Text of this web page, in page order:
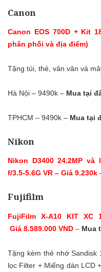
Canon
Canon EOS 700D + Kit
phân phối và địa điểm)
Tặng túi, thẻ, vân vân và
Hà Nội – 9490k – Mua tại
TPHCM – 9490k – Mua tại
Nikon
Nikon D3400 24.2MP và
f/3.5-5.6G VR – Giá 9.230k
Fujifilm
FujiFilm X-A10 KIT XC
Giá 8.589.000 VND – Mua
Tặng kèm thẻ nhớ Sandisk
lọc Filter + Miếng dán LCD